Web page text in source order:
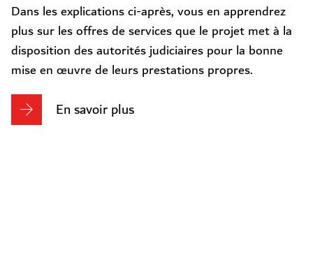
Dans les explications ci-après, vous en apprendrez
plus sur les offres de services que le projet met à la
disposition des autorités judiciaires pour la bonne
mise en œuvre de leurs prestations propres.
En savoir plus